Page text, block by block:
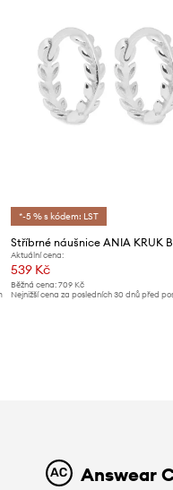
*-5 % s kódem: LST
Aktuální cena:
539 Kč
Běžná cena: 709 Kč
Nejnižší cena za posledních 30 dnů před
Answear